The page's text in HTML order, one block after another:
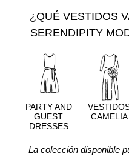
¿QUÉ VESTIDOS
SERENDIPITY
PARTY AND
GUEST
DRESSES
CAMELIA
La colección disponible